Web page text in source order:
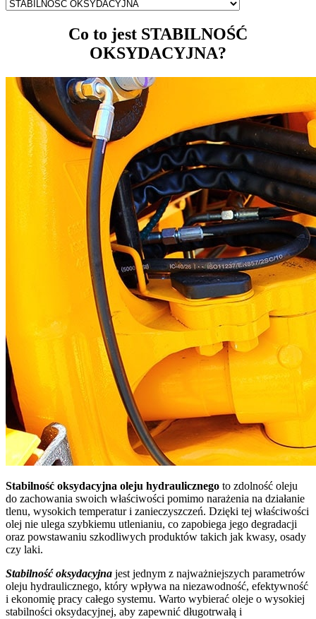
Co to jest STABILNOŚĆ
OKSYDACYJNA?
Stabilność oksydacyjna oleju hydraulicznego to zdolność oleju
do zachowania swoich właściwości pomimo narażenia na działanie
tlenu, wysokich temperatur i zanieczyszczeń. Dzięki tej właściwości
olej nie ulega szybkiemu utlenianiu, co zapobiega jego degradacji
oraz powstawaniu szkodliwych produktów takich jak kwasy, osady
czy laki.
Stabilność oksydacyjna jest jednym z najważniejszych parametrów
oleju hydraulicznego, który wpływa na niezawodność, efektywność
i ekonomię pracy całego systemu. Warto wybierać oleje o wysokiej
stabilności oksydacyjnej, aby zapewnić długotrwałą i